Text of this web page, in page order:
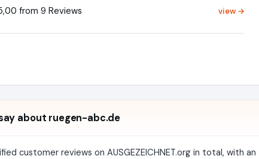
from 9 Reviews view →
about ruegen-abc.de
customer reviews on AUSGEZEICHNET.org in total, with an